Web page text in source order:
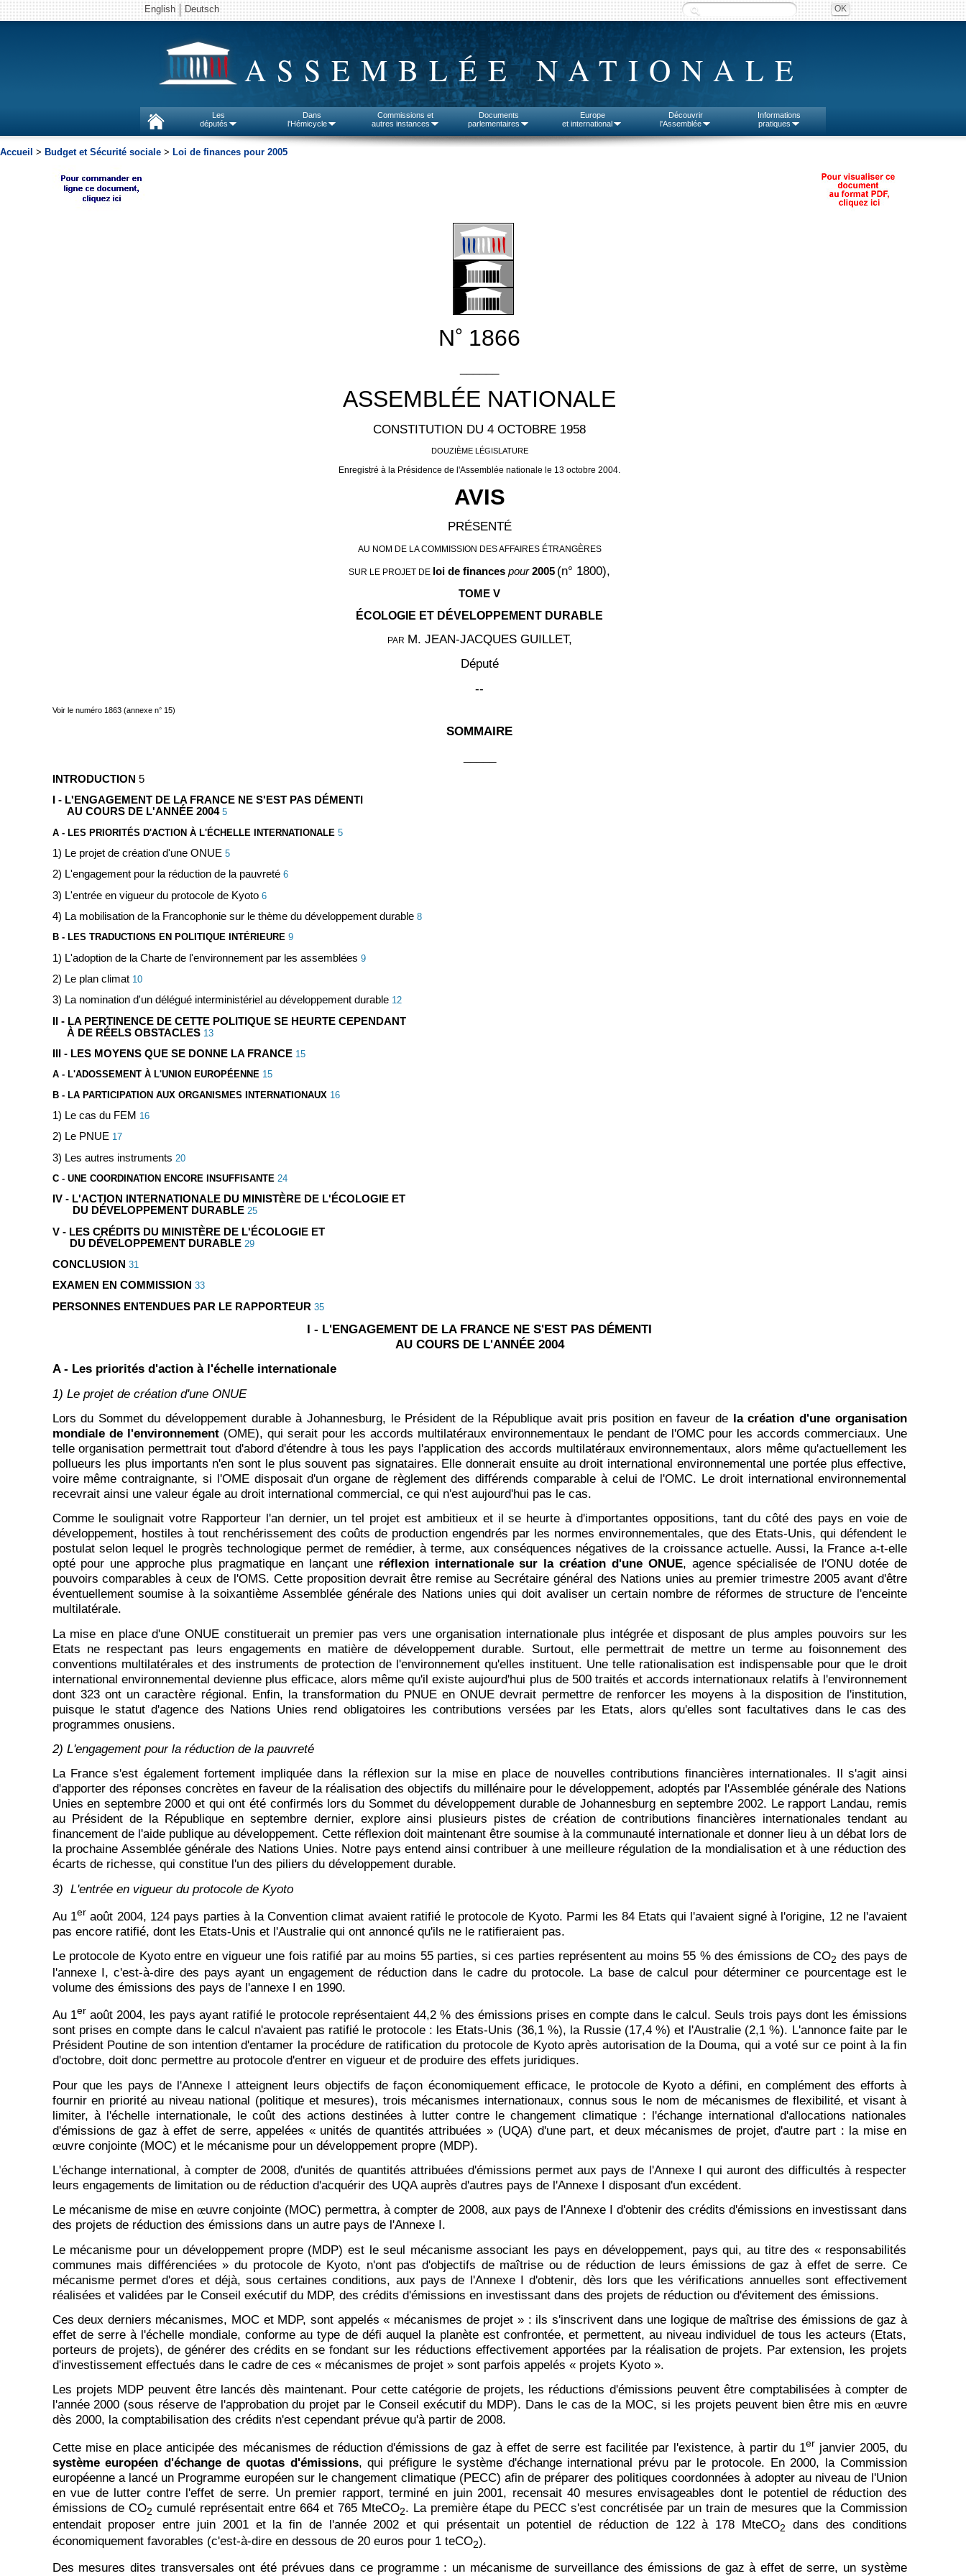
English Deutsch
ASSEMBLÉE NATIONALE
Les
députés
Dans
l'Hémicycle
Commissions et
autres instances
Documents
parlementaires
Europe
et international
Découvrir
l'Assemblée
Informations
pratiques
Accueil > Budget et Sécurité sociale > Loi de finances pour 2005
N° 1866
ASSEMBLÉE NATIONALE
CONSTITUTION DU 4 OCTOBRE 1958
DOUZIÈME LÉGISLATURE
Enregistré à la Présidence de l'Assemblée nationale le 13 octobre 2004.
AVIS
PRÉSENTÉ
AU NOM DE LA COMMISSION DES AFFAIRES ÉTRANGÈRES
SUR LE PROJET DE loi de finances pour2005 (n° 1800),
TOME V
ÉCOLOGIE ET DÉVELOPPEMENT DURABLE
PAR M. JEAN-JACQUESGUILLET,
Député
--
Voir le numéro 1863 (annexe n° 15)
SOMMAIRE
INTRODUCTION 5
I - L'ENGAGEMENT DE LA FRANCE NE S'EST PAS DÉMENTI
AU COURS DE L'ANNÉE 20045
A - LES PRIORITÉS D'ACTION À L'ÉCHELLE INTERNATIONALE 5
1) Le projet de création d'une ONUE 5
2) L'engagement pour la réduction de la pauvreté6
3) L'entrée en vigueur du protocole de Kyoto6
4) La mobilisation de la Francophonie sur le thème du développement durable8
B - LES TRADUCTIONS EN POLITIQUE INTÉRIEURE9
1) L'adoption de la Charte de l'environnement par les assemblées 9
2) Le plan climat10
3) La nomination d'un délégué interministériel au développement durable12
II - LA PERTINENCE DE CETTE POLITIQUE SE HEURTE CEPENDANT
À DE RÉELS OBSTACLES13
III - LES MOYENS QUE SE DONNE LA FRANCE15
A - L'ADOSSEMENT À L'UNION EUROPÉENNE15
B - LA PARTICIPATION AUX ORGANISMES INTERNATIONAUX 16
1) Le cas du FEM 16
2) Le PNUE17
3) Les autres instruments 20
C - UNE COORDINATION ENCORE INSUFFISANTE 24
IV - L'ACTION INTERNATIONALE DU MINISTÈRE DE L'ÉCOLOGIE ET
DU DÉVELOPPEMENT DURABLE25
V - LES CRÉDITS DU MINISTÈRE DE L'ÉCOLOGIE ET
DU DÉVELOPPEMENT DURABLE29
CONCLUSION 31
EXAMEN EN COMMISSION 33
PERSONNES ENTENDUES PAR LE RAPPORTEUR 35
I - L'ENGAGEMENT DE LA FRANCE NE S'EST PAS DÉMENTI
AU COURS DE L'ANNÉE 2004
A - Les priorités d'action à l'échelle internationale
1) Le projet de création d'une ONUE
Lors du Sommet du développement durable à Johannesburg, le Président de la République avait pris position en faveur de la création d'une organisation
mondiale de l'environnement(OME), qui serait pour les accords multilatéraux environnementaux le pendant de l'OMC pour les accords commerciaux. Une
telle organisation permettrait tout d'abord d'étendre à tous les pays l'application des accords multilatéraux environnementaux, alors même qu'actuellement les
pollueurs les plus importants n'en sont le plus souvent pas signataires. Elle donnerait ensuite au droit international environnemental une portée plus effective,
voire même contraignante, si l'OME disposait d'un organe de règlement des différends comparable à celui de l'OMC. Le droit international environnemental
recevrait ainsi une valeur égale au droit international commercial, ce qui n'est aujourd'hui pas le cas.
Comme le soulignait votre Rapporteur l'an dernier, un tel projet est ambitieux et il se heurte à d'importantes oppositions, tant du côté des pays en voie de
développement, hostiles à tout renchérissement des coûts de production engendrés par les normes environnementales, que des Etats-Unis, qui défendent le
postulat selon lequel le progrès technologique permet de remédier, à terme, aux conséquences négatives de la croissance actuelle. Aussi, la France a-t-elle
opté pour une approche plus pragmatique en lançant une réflexion internationale sur la création d'une ONUE, agence spécialisée de l'ONU dotée de
pouvoirs comparables à ceux de l'OMS. Cette proposition devrait être remise au Secrétaire général des Nations unies au premier trimestre 2005 avant d'être
éventuellement soumise à la soixantième Assemblée générale des Nations unies qui doit avaliser un certain nombre de réformes de structure de l'enceinte
multilatérale.
La mise en place d'une ONUE constituerait un premier pas vers une organisation internationale plus intégrée et disposant de plus amples pouvoirs sur les
Etats ne respectant pas leurs engagements en matière de développement durable. Surtout, elle permettrait de mettre un terme au foisonnement des
conventions multilatérales et des instruments de protection de l'environnement qu'elles instituent. Une telle rationalisation est indispensable pour que le droit
international environnemental devienne plus efficace, alors même qu'il existe aujourd'hui plus de 500 traités et accords internationaux relatifs à l'environnement
dont 323 ont un caractère régional. Enfin, la transformation du PNUE en ONUE devrait permettre de renforcer les moyens à la disposition de l'institution,
puisque le statut d'agence des Nations Unies rend obligatoires les contributions versées par les Etats, alors qu'elles sont facultatives dans le cas des
programmes onusiens.
2) L'engagement pour la réduction de la pauvreté
La France s'est également fortement impliquée dans la réflexion sur la mise en place de nouvelles contributions financières internationales. Il s'agit ainsi
d'apporter des réponses concrètes en faveur de la réalisation des objectifs du millénaire pour le développement, adoptés par l'Assemblée générale des Nations
Unies en septembre 2000 et qui ont été confirmés lors du Sommet du développement durable de Johannesburg en septembre 2002. Le rapport Landau, remis
au Président de la République en septembre dernier, explore ainsi plusieurs pistes de création de contributions financières internationales tendant au
financement de l'aide publique au développement. Cette réflexion doit maintenant être soumise à la communauté internationale et donner lieu à un débat lors de
la prochaine Assemblée générale des Nations Unies. Notre pays entend ainsi contribuer à une meilleure régulation de la mondialisation et à une réduction des
écarts de richesse, qui constitue l'un des piliers du développement durable.
3) L'entrée en vigueur du protocole de Kyoto
Au 1eraoût 2004, 124 pays parties à la Convention climat avaient ratifié le protocole de Kyoto. Parmi les 84 Etats qui l'avaient signé à l'origine, 12 ne l'avaient
pas encore ratifié, dont les Etats-Unis et l'Australie qui ont annoncé qu'ils ne le ratifieraient pas.
Le protocole de Kyoto entre en vigueur une fois ratifié par au moins 55 parties, si ces parties représentent au moins 55 % des émissions de CO2 des pays de
l'annexe I, c'est-à-dire des pays ayant un engagement de réduction dans le cadre du protocole. La base de calcul pour déterminer ce pourcentage est le
volume des émissions des pays de l'annexe I en 1990.
Au 1er août 2004, les pays ayant ratifié le protocole représentaient 44,2 % des émissions prises en compte dans le calcul. Seuls trois pays dont les émissions
sont prises en compte dans le calcul n'avaient pas ratifié le protocole : les Etats-Unis (36,1 %), la Russie (17,4 %) et l'Australie (2,1 %). L'annonce faite par le
Président Poutine de son intention d'entamer la procédure de ratification du protocole de Kyoto après autorisation de la Douma, qui a voté sur ce point à la fin
d'octobre, doit donc permettre au protocole d'entrer en vigueur et de produire des effets juridiques.
Pour que les pays de l'Annexe I atteignent leurs objectifs de façon économiquement efficace, le protocole de Kyoto a défini, en complément des efforts à
fournir en priorité au niveau national (politique et mesures), trois mécanismes internationaux, connus sous le nom de mécanismes de flexibilité, et visant à
limiter, à l'échelle internationale, le coût des actions destinées à lutter contre le changement climatique : l'échange international d'allocations nationales
d'émissions de gaz à effet de serre, appelées « unités de quantités attribuées » (UQA) d'une part, et deux mécanismes de projet, d'autre part : la mise en
œuvre conjointe (MOC) et le mécanisme pour un développement propre (MDP).
L'échange international, à compter de 2008, d'unités de quantités attribuées d'émissions permet aux pays de l'Annexe I qui auront des difficultés à respecter
leurs engagements de limitation ou de réduction d'acquérir des UQA auprès d'autres pays de l'Annexe I disposant d'un excédent.
Le mécanisme de mise en œuvre conjointe (MOC) permettra, à compter de 2008, aux pays de l'Annexe I d'obtenir des crédits d'émissions en investissant dans
des projets de réduction des émissions dans un autre pays de l'Annexe I.
Le mécanisme pour un développement propre (MDP) est le seul mécanisme associant les pays en développement, pays qui, au titre des « responsabilités
communes mais différenciées » du protocole de Kyoto, n'ont pas d'objectifs de maîtrise ou de réduction de leurs émissions de gaz à effet de serre. Ce
mécanisme permet d'ores et déjà, sous certaines conditions, aux pays de l'Annexe I d'obtenir, dès lors que les vérifications annuelles sont effectivement
réalisées et validées par le Conseil exécutif du MDP, des crédits d'émissions en investissant dans des projets de réduction ou d'évitement des émissions.
Ces deux derniers mécanismes, MOC et MDP, sont appelés « mécanismes de projet » : ils s'inscrivent dans une logique de maîtrise des émissions de gaz à
effet de serre à l'échelle mondiale, conforme au type de défi auquel la planète est confrontée, et permettent, au niveau individuel de tous les acteurs (Etats,
porteurs de projets), de générer des crédits en se fondant sur les réductions effectivement apportées par la réalisation de projets. Par extension, les projets
d'investissement effectués dans le cadre de ces « mécanismes de projet » sont parfois appelés « projets Kyoto ».
Les projets MDP peuvent être lancés dès maintenant. Pour cette catégorie de projets, les réductions d'émissions peuvent être comptabilisées à compter de
l'année 2000 (sous réserve de l'approbation du projet par le Conseil exécutif du MDP). Dans le cas de la MOC, si les projets peuvent bien être mis en œuvre
dès 2000, la comptabilisation des crédits n'est cependant prévue qu'à partir de 2008.
Cette mise en place anticipée des mécanismes de réduction d'émissions de gaz à effet de serre est facilitée par l'existence, à partir du 1erjanvier 2005, du
système européen d'échange de quotas d'émissions, qui préfigure le système d'échange international prévu par le protocole. En 2000, la Commission
européenne a lancé un Programme européen sur le changement climatique (PECC) afin de préparer des politiques coordonnées à adopter au niveau de l'Union
en vue de lutter contre l'effet de serre. Un premier rapport, terminé en juin 2001, recensait 40 mesures envisageables dont le potentiel de réduction des
émissions de CO2 cumulé représentait entre 664 et 765 MteCO2. La première étape du PECC s'est concrétisée par un train de mesures que la Commission
entendait proposer entre juin 2001 et la fin de l'année 2002 et qui présentait un potentiel de réduction de 122 à 178 MteCO2
dans des conditions
économiquement favorables (c'est-à-dire en dessous de 20 euros pour 1 teCO2).
Des mesures dites transversales ont été prévues dans ce programme : un mécanisme de surveillance des émissions de gaz à effet de serre, un système